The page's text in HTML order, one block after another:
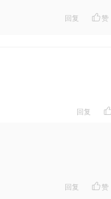
回复 赞
回复
回复 赞